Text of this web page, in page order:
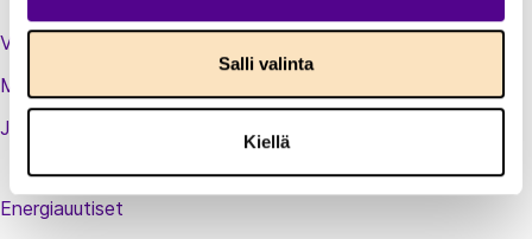
Salli valinta
Kiellä
Vastuullisuusteot
Medialle
Jäsenluettelo
Energiauutiset